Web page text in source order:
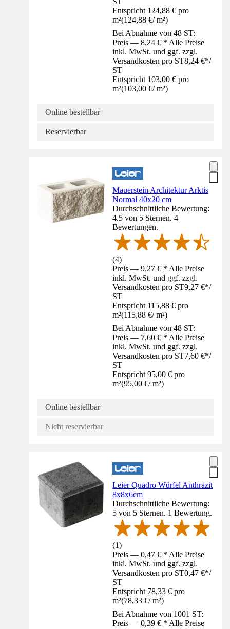
Entspricht 124,88 € pro
m²(124,88 €/ m²)
Bei Abnahme von 48 ST:
Preis — 8,24 € * Alle Preise
inkl. MwSt. und ggf. zzgl.
Versandkosten pro ST8,24 €*/
ST
Entspricht 103,00 € pro
m²(103,00 €/ m²)
Online bestellbar
Reservierbar
Mauerstein Architektur Arktis
Normal 40x20 cm
Durchschnittliche Bewertung:
4.5 von 5 Sternen. 4
Bewertungen.
(4)
Preis — 9,27 € * Alle Preise
inkl. MwSt. und ggf. zzgl.
Versandkosten pro ST9,27 €*/
ST
Entspricht 115,88 € pro
m²(115,88 €/ m²)
Bei Abnahme von 48 ST:
Preis — 7,60 € * Alle Preise
inkl. MwSt. und ggf. zzgl.
Versandkosten pro ST7,60 €*/
ST
Entspricht 95,00 € pro
m²(95,00 €/ m²)
Online bestellbar
Nicht reservierbar
Leier Quadro Würfel Anthrazit
8x8x6cm
Durchschnittliche Bewertung:
5 von 5 Sternen. 1 Bewertung.
(1)
Preis — 0,47 € * Alle Preise
inkl. MwSt. und ggf. zzgl.
Versandkosten pro ST0,47 €*/
ST
Entspricht 78,33 € pro
m²(78,33 €/ m²)
Bei Abnahme von 1001 ST:
Preis — 0,39 € * Alle Preise